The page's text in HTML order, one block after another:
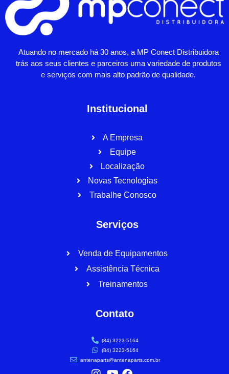
Atuando no mercado há 30 anos, a MP Conect Distribuidora
trás aos seus clientes e parceiros uma variedade de produtos
e serviços com mais alto padrão de qualidade.
Institucional
A Empresa
Equipe
Localização
Novas Tecnologias
Trabalhe Conosco
Serviços
Venda de Equipamentos
Assistência Técnica
Treinamentos
Contato
(84) 3223-5164
(84) 3223-5164
antenaparts@antenaparts.com.br